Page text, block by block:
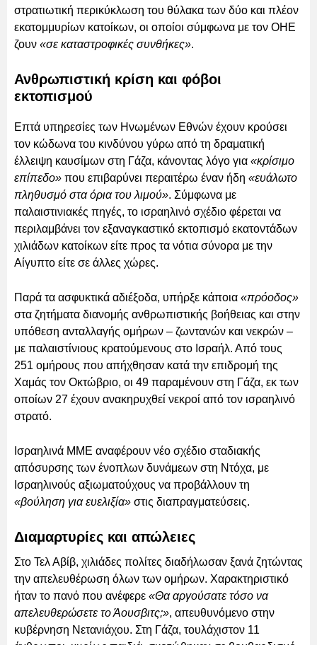
στρατιωτική περικύκλωση του θύλακα των δύο και πλέον
εκατομμυρίων κατοίκων, οι οποίοι σύμφωνα με τον ΟΗΕ
ζουν «σε καταστροφικές συνθήκες».
Ανθρωπιστική κρίση και φόβοι
εκτοπισμού
Επτά υπηρεσίες των Ηνωμένων Εθνών έχουν κρούσει
τον κώδωνα του κινδύνου γύρω από τη δραματική
έλλειψη καυσίμων στη Γάζα, κάνοντας λόγο για «κρίσιμο
επίπεδο» που επιβαρύνει περαιτέρω έναν ήδη «ευάλωτο
πληθυσμό στα όρια του λιμού». Σύμφωνα με
παλαιστινιακές πηγές, το ισραηλινό σχέδιο φέρεται να
περιλαμβάνει τον εξαναγκαστικό εκτοπισμό εκατοντάδων
χιλιάδων κατοίκων είτε προς τα νότια σύνορα με την
Αίγυπτο είτε σε άλλες χώρες.
Παρά τα ασφυκτικά αδιέξοδα, υπήρξε κάποια «πρόοδος»
στα ζητήματα διανομής ανθρωπιστικής βοήθειας και στην
υπόθεση ανταλλαγής ομήρων – ζωντανών και νεκρών –
με παλαιστίνιους κρατούμενους στο Ισραήλ. Από τους
251 ομήρους που απήχθησαν κατά την επιδρομή της
Χαμάς τον Οκτώβριο, οι 49 παραμένουν στη Γάζα, εκ των
οποίων 27 έχουν ανακηρυχθεί νεκροί από τον ισραηλινό
στρατό.
Ισραηλινά ΜΜΕ αναφέρουν νέο σχέδιο σταδιακής
απόσυρσης των ένοπλων δυνάμεων στη Ντόχα, με
Ισραηλινούς αξιωματούχους να προβάλλουν τη
«βούληση για ευελιξία» στις διαπραγματεύσεις.
Διαμαρτυρίες και απώλειες
Στο Τελ Αβίβ, χιλιάδες πολίτες διαδήλωσαν ξανά ζητώντας
την απελευθέρωση όλων των ομήρων. Χαρακτηριστικό
ήταν το πανό που ανέφερε «Θα αργούσατε τόσο να
απελευθερώσετε το Άουσβιτς;», απευθυνόμενο στην
κυβέρνηση Νετανιάχου. Στη Γάζα, τουλάχιστον 11